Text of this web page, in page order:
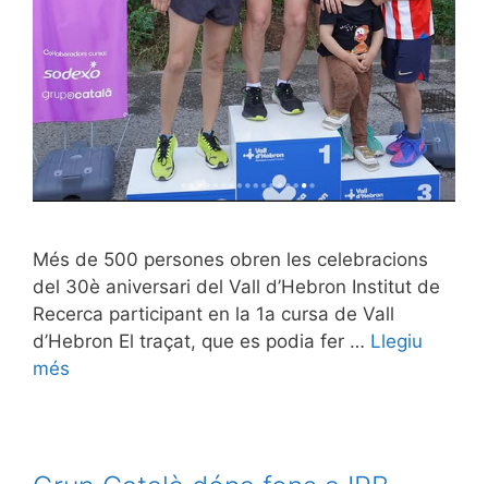
Més de 500 persones obren les celebracions
del 30è aniversari del Vall d’Hebron Institut de
Recerca participant en la 1a cursa de Vall
d’Hebron El traçat, que es podia fer … Llegiu
més